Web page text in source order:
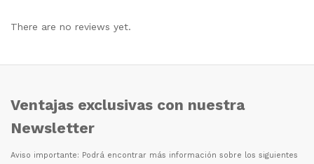
There are no reviews yet.
Ventajas exclusivas con nuestra
Newsletter
Aviso importante: Podrá encontrar más información sobre los siguientes